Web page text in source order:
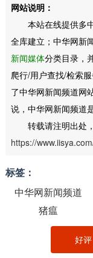
网站说明：
本站在线提供多中
全库建立；中华网新
新闻媒体分类目录，
爬行/用户查找/检索
了中华网新闻频道网
说，中华网新闻频道
转载请注明出处，
https://
标签：
中华网新闻频道
猪瘟
好